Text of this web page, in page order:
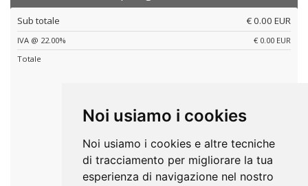
Noi usiamo i cookies
Noi usiamo i cookies e altre tecniche
di tracciamento per migliorare la tua
esperienza di navigazione nel nostro
Sub totale € 0.00 EUR
IVA @ 22.00%
€ 0.00 EUR
Totale
Totale ordine al netto delle spese di gestione incassi
Checkout
Continua gli acquisti